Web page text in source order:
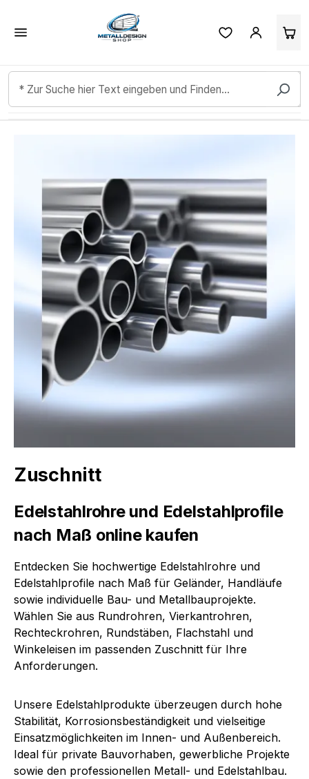
Zum Hauptinhalt springen
Zuschnitt
Edelstahlrohre und Edelstahlprofile
nach Maß online kaufen
Entdecken Sie hochwertige Edelstahlrohre und
Edelstahlprofile nach Maß für Geländer, Handläufe
sowie individuelle Bau- und Metallbauprojekte.
Wählen Sie aus Rundrohren, Vierkantrohren,
Rechteckrohren, Rundstäben, Flachstahl und
Winkeleisen im passenden Zuschnitt für Ihre
Anforderungen.
Unsere Edelstahlprodukte überzeugen durch hohe
Stabilität, Korrosionsbeständigkeit und vielseitige
Einsatzmöglichkeiten im Innen- und Außenbereich.
Ideal für private Bauvorhaben, gewerbliche Projekte
sowie den professionellen Metall- und Edelstahlbau.